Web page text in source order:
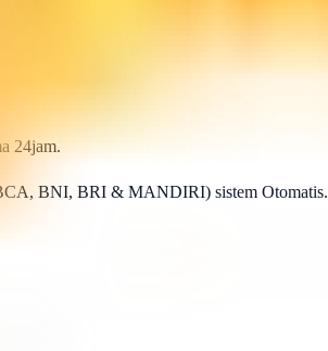
24jam.
BNI, BRI & MANDIRI) sistem Otomatis.